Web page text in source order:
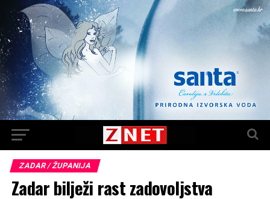
ZADAR / ŽUPANIJA
Zadar bilježi rast zadovoljstva